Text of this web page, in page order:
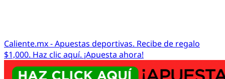
Caliente.mx - Apuestas deportivas. Recibe de regalo
$1,000. Haz clic aquí. ¡Apuesta ahora!